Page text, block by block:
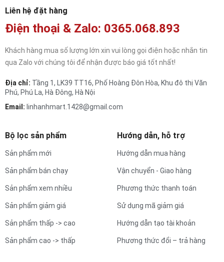
Liên hệ đặt hàng
Điện thoại & Zalo: 0365.068.893
Khách hàng mua số lượng lớn xin vui lòng gọi điện hoặc nhắn tin
qua Zalo với chúng tôi để nhận được báo giá tốt nhất!
Địa chỉ: Tầng 1, LK39 TT16, Phố Hoàng Đôn Hòa, Khu đô thị Văn
Phú, Phú La, Hà Đông, Hà Nội
Email: linhanhmart.1428@gmail.com
Bộ lọc sản phẩm
Sản phẩm mới
Sản phẩm bán chạy
Sản phẩm xem nhiều
Sản phẩm giảm giá
Sản phẩm thấp -> cao
Sản phẩm cao -> thấp
Hướng dẫn, hỗ trợ
Hướng dẫn mua hàng
Vận chuyển - Giao hàng
Phương thức thanh toán
Sử dụng mã giảm giá
Hướng dẫn tạo tài khoản
Phương thức đổi – trả hàng